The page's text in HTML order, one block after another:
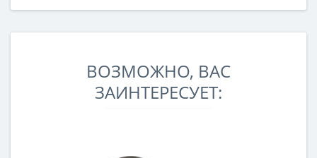
ВОЗМОЖНО, ВАС
ЗАИНТЕРЕСУЕТ: